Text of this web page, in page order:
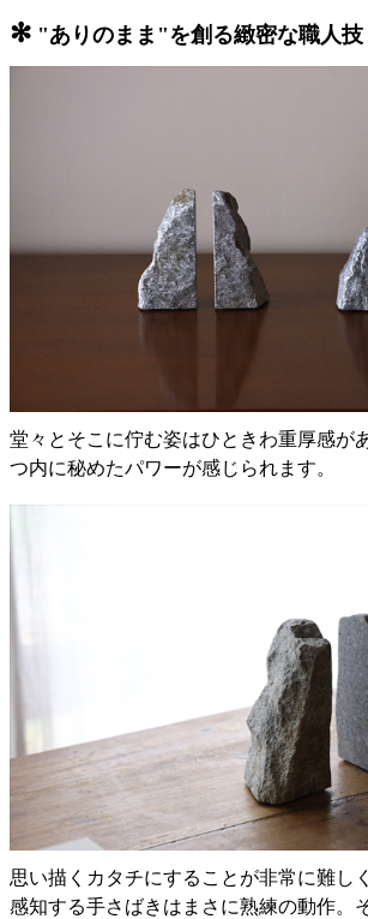
✻ "ありのまま"を創る緻密な職人技
堂々とそこに佇む姿はひときわ重厚感が
つ内に秘めたパワーが感じられます。
思い描くカタチにすることが非常に難し
感知する手さばきはまさに熟練の動作。